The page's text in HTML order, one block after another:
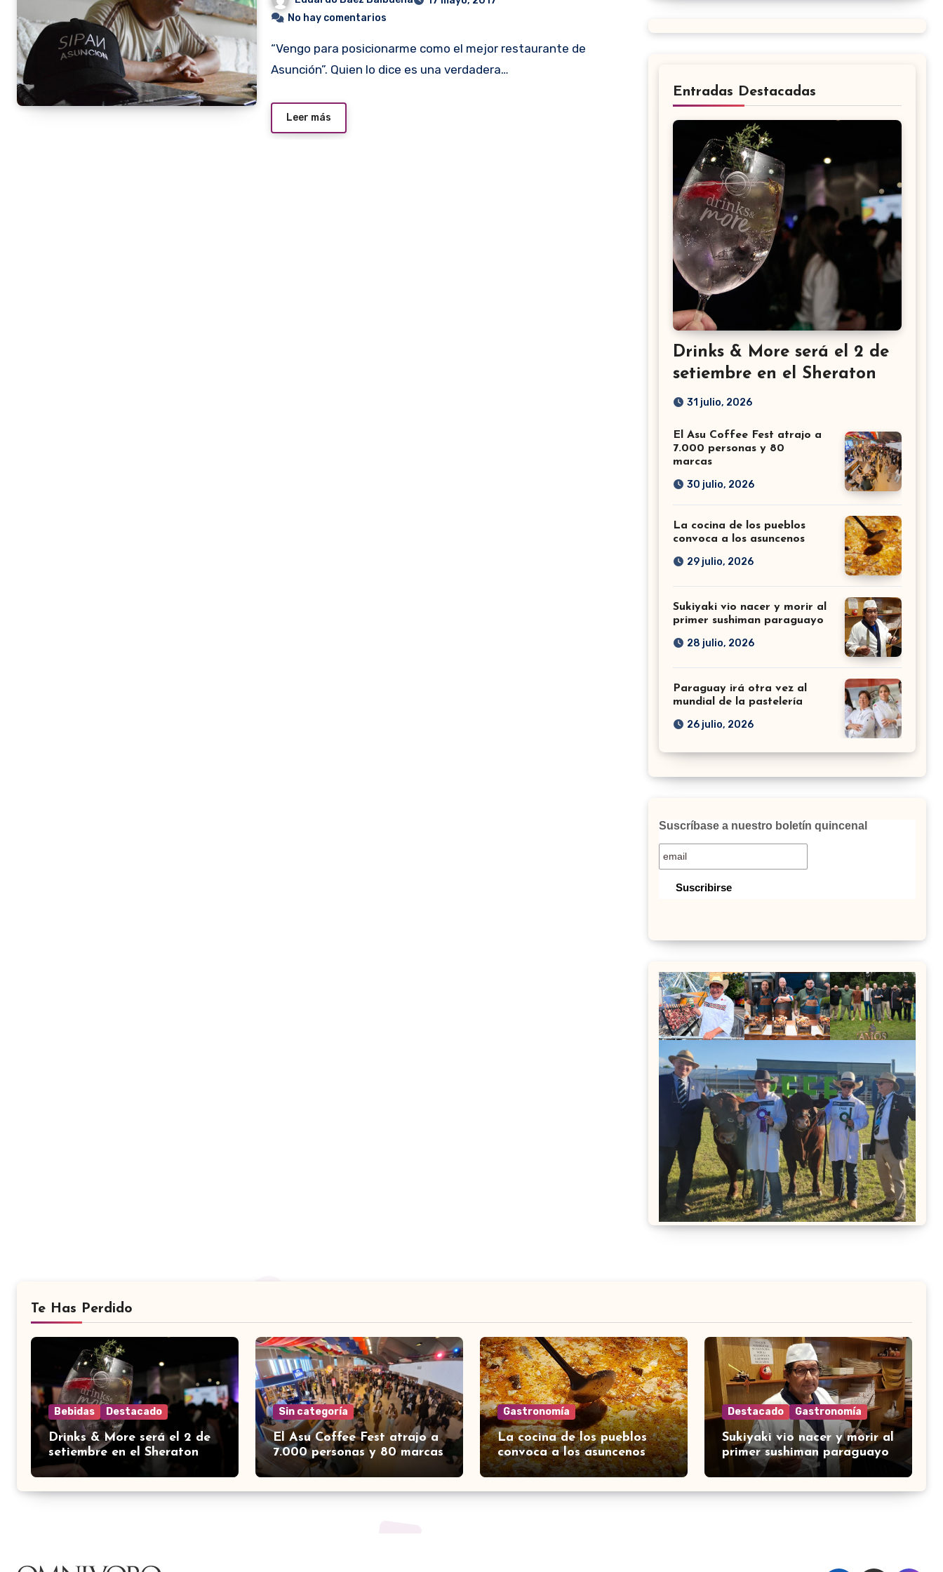
No hay comentarios
“Vengo para posicionarme como el mejor restaurante de
Asunción”. Quien lo dice es una verdadera…
Leer más
Entradas Destacadas
Drinks & More será el 2 de
setiembre en el Sheraton
31 julio, 2026
El Asu Coffee Fest atrajo a
7.000 personas y 80
marcas
30 julio, 2026
La cocina de los pueblos
convoca a los asuncenos
29 julio, 2026
Sukiyaki vio nacer y morir al
primer sushiman paraguayo
28 julio, 2026
Paraguay irá otra vez al
mundial de la pastelería
26 julio, 2026
Suscríbase a nuestro boletín quincenal
Te Has Perdido
Bebidas Destacado
Drinks & More será el 2 de
setiembre en el Sheraton
Sin categoría
El Asu Coffee Fest atrajo a
7.000 personas y 80 marcas
Gastronomía
La cocina de los pueblos
convoca a los asuncenos
Destacado Gastronomía
Sukiyaki vio nacer y morir al
primer sushiman paraguayo